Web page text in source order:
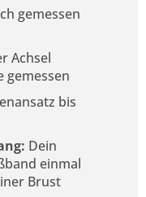
gemessen
Achsel
gemessen
bis
Dein
einmal
Brust